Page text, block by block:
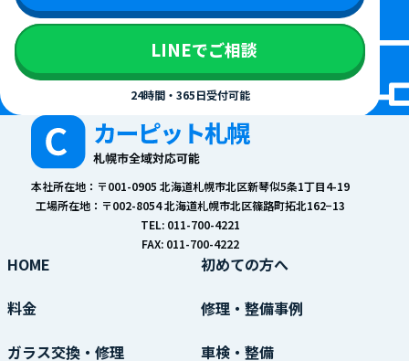
LINEでご相談
24時間・365日受付可能
本社所在地：〒001-0905 北海道札幌市北区新琴似5条1丁目4-19
工場所在地：〒002-8054 北海道札幌市北区篠路町拓北162−13
TEL: 011-700-4221
FAX: 011-700-4222
HOME
初めての方へ
料金
修理・整備事例
ガラス交換・修理
車検・整備